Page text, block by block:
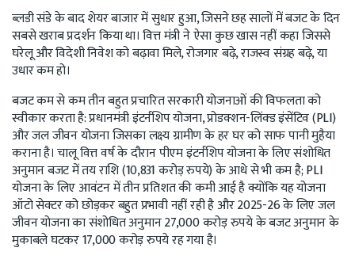
ब्लडी संडे के बाद शेयर बाजार में सुधार हुआ, जिसने छह सालों में बजट के दिन
सबसे खराब प्रदर्शन किया था। वित्त मंत्री ने ऐसा कुछ खास नहीं कहा जिससे
घरेलू और विदेशी निवेश को बढ़ावा मिले, रोजगार बढ़े, राजस्व संग्रह बढ़े, या
उधार कम हो।
बजट कम से कम तीन बहुत प्रचारित सरकारी योजनाओं की विफलता को
स्वीकार करता है: प्रधानमंत्री इंटर्नशिप योजना, प्रोडक्शन-लिंक्ड इंसेंटिव (PLI)
और जल जीवन योजना जिसका लक्ष्य ग्रामीण के हर घर को साफ पानी मुहैया
कराना है। चालू वित्त वर्ष के दौरान पीएम इंटर्नशिप योजना के लिए संशोधित
अनुमान बजट में तय राशि (10,831 करोड़ रुपये) के आधे से भी कम है; PLI
योजना के लिए आवंटन में तीन प्रतिशत की कमी आई है क्योंकि यह योजना
ऑटो सेक्टर को छोड़कर बहुत प्रभावी नहीं रही है और 2025-26 के लिए जल
जीवन योजना का संशोधित अनुमान 27,000 करोड़ रुपये के बजट अनुमान के
मुकाबले घटकर 17,000 करोड़ रुपये रह गया है।